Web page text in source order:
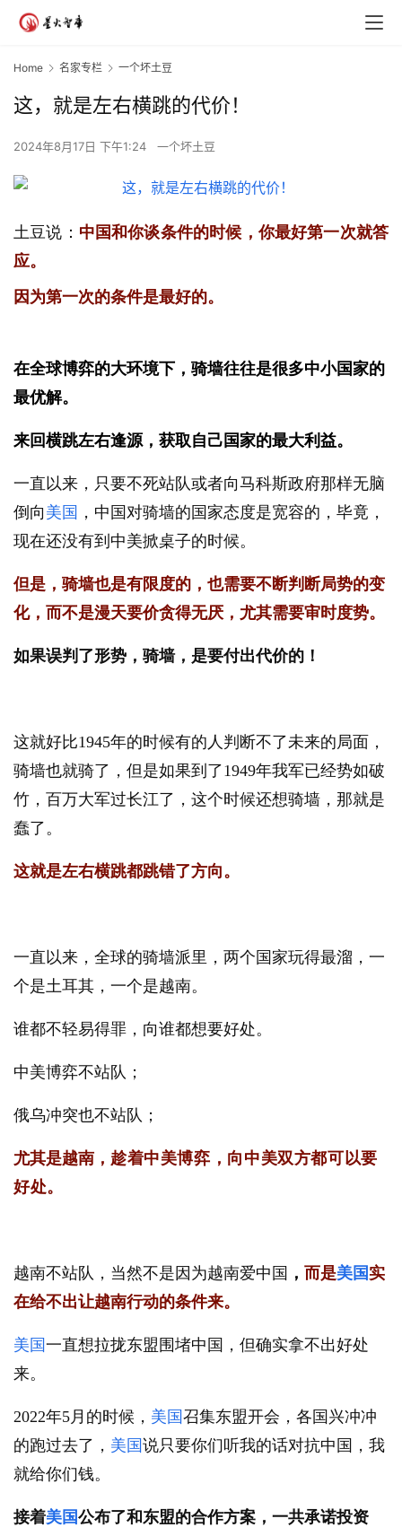
Home 名家专栏 一个坏土豆
这，就是左右横跳的代价！
2024年8月17日 下午1:24 一个坏土豆
土豆说： 中国和你谈条件的时候，你最好第一次就答
应。
因为第一次的条件是最好的。
在全球博弈的大环境下，骑墙往往是很多中小国家的
最优解。
来回横跳左右逢源，获取自己国家的最大利益。
一直以来，只要不死站队或者向马科斯政府那样无脑
倒向 美国 ，中国对骑墙的国家态度是宽容的，毕竟，
现在还没有到中美掀桌子的时候。
但是，骑墙也是有限度的，也需要不断判断局势的变
化，而不是漫天要价贪得无厌，尤其需要审时度势。
如果误判了形势，骑墙，是要付出代价的！
这就好比1945年的时候有的人判断不了未来的局面，
骑墙也就骑了，但是如果到了1949年我军已经势如破
竹，百万大军过长江了，这个时候还想骑墙，那就是
蠢了。
这就是左右横跳都跳错了方向。
一直以来，全球的骑墙派里，两个国家玩得最溜，一
个是土耳其，一个是越南。
谁都不轻易得罪，向谁都想要好处。
中美博弈不站队；
俄乌冲突也不站队；
尤其是越南， 趁着中美博弈，向中美双方都可以要
好处。
越南不站队，当然不是因为越南爱中国 ， 而是美国 实
在给不出让越南行动的条件来。
美国一直想拉拢东盟围堵中国，但确实拿不出好处
来。
2022年5月的时候， 美国召集东盟开会，各国兴冲冲
的跑过去了， 美国说只要你们听我的话对抗中国，我
就给你们钱。
接着美国公布了和东盟的合作方案，一共承诺投资